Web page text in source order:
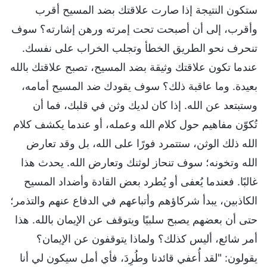
ستكون النتيجة إذا صارت علاقتك بضد المسيح أقرب
وأقرب، إلى أن أصبحت تحت إمرته ورهن إشارته؟ سوف
تنحرف نحو الطريق الخطأ وتجلب الخراب على نفسك.
عندما تكون علاقتك وثيقة بضد المسيح، تصبح علاقتك بالله
بعيدة. وما عاقبة ذلك؟ سوف يقودك ضد المسيح أمامه،
وستبتعد عن الله. إذا كان لديك وثن في قلبك، فما أن
تُكوّن مفاهيم حول كلام الله وعمله، أو عندما يكشف كلام
الله ذلك الوثن، ستتمرد فورًا على الله، بل وقد تعارض
الله وتخونه؛ سوف تنحاز لوثنك وتعارض الله. يحدث هذا
غالبًا. فعندما يُعفى أو يُطرد بعض القادة وأضداد المسيح
الكاذبين، يبدأ شركاؤهم وأتباعهم في الدفاع عنهم والتذمر؛
حتى أن بعضهم يصبح سلبيًا ويتوقف عن الإيمان بالله. هذا
أمر شائع، أليس كذلك؟ ولماذا يتوقفون عن الإيمان؟
يقولون: "لقد أُعفي قائدنا وطُرِدَ، فأي أمل سيكون لي أنا